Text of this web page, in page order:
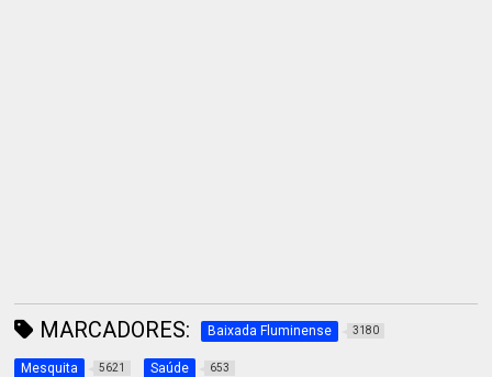
MARCADORES: Baixada Fluminense 3180
Mesquita 5621 Saúde 653